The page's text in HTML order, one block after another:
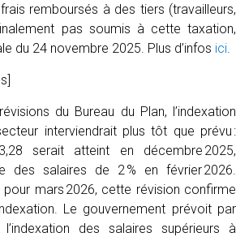
remboursés à des tiers (travailleurs,
pas soumis à cette taxation,
du 24 novembre 2025. Plus d’infos ici.
du Bureau du Plan, l’indexation
interviendrait plus tôt que prévu :
serait atteint en décembre 2025,
des salaires de 2 % en février 2026.
pour mars 2026, cette révision confirme
Le gouvernement prévoit par
des salaires supérieurs à